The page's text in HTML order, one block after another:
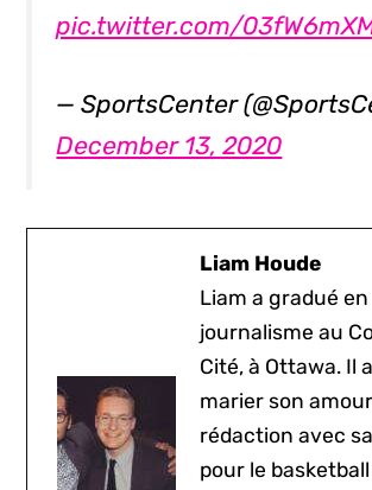
pic.twitter.com/
— SportsCenter
December 13, 2020
Liam Houde
Liam a gradué en
journalisme au
Cité, à Ottawa. Il
marier son
rédaction avec
pour le